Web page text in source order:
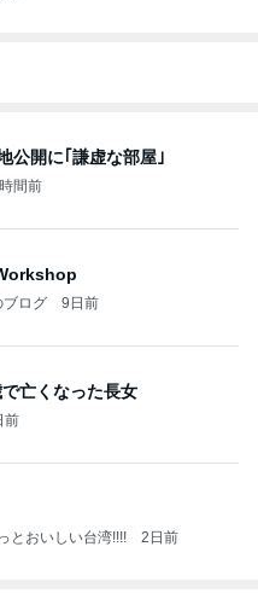
公開に｢謙虚な部屋｣
間前
ログ 9日前
亡くなった長女
前
とおいしい台湾!!!! 2日前